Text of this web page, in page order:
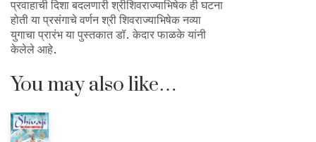
प्रवाहाची दिशा बदलणारी श्रीशिवराज्याभिषेक ही घटना
होती या प्रसंगाचे वर्णन श्री शिवराज्याभिषेक नव्या
युगाचा प्रारंभ या पुस्तकात डॉ. केदार फाळके यांनी
केलेले आहे.
You may also like…